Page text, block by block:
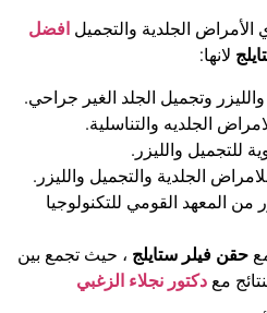
الجلدية والتجميل افضل
لانها:
وتجميل الجلد الغير جراحي.
الجلديه والتناسلية.
للتجميل والليزر.
الجلدية والتجميل والليزر.
من المعهد القومي للتكنولوجيا
حقن فيلر ستايلج ، حيث تجمع بين
مع دكتور نجلاء الزغبي